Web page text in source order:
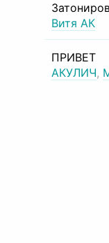
Витя АК
ПРИВЕТ
АКУЛИЧ,